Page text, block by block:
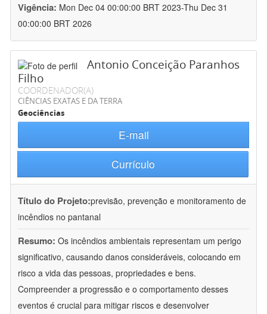
Vigência: Mon Dec 04 00:00:00 BRT 2023-Thu Dec 31
00:00:00 BRT 2026
Antonio Conceição Paranhos
Filho
COORDENADOR(A)
CIÊNCIAS EXATAS E DA TERRA
Geociências
E-mail
Currículo
Título do Projeto:previsão, prevenção e monitoramento de
incêndios no pantanal
Resumo: Os incêndios ambientais representam um perigo
significativo, causando danos consideráveis, colocando em
risco a vida das pessoas, propriedades e bens.
Compreender a progressão e o comportamento desses
eventos é crucial para mitigar riscos e desenvolver